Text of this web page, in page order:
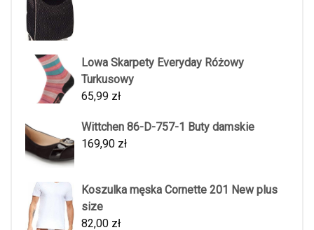
Lowa Skarpety Everyday Różowy
Turkusowy
65,99 zł
Wittchen 86-D-757-1 Buty damskie
169,90 zł
Koszulka męska Cornette 201 New plus
size
82,00 zł